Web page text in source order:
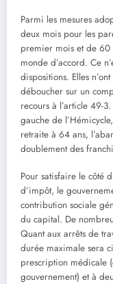
Parmi les mesures
deux mois pour les
premier mois et de 60
monde d’accord. Ce
dispositions. Elles
déboucher sur un
recours à l’article 49-
gauche de
retraite à 64 ans,
doublement des
Pour satisfaire le côté
d’impôt, le
contribution sociale
du capital. De
Quant aux arrêts de
durée maximale sera
prescription médicale
gouvernement) et à